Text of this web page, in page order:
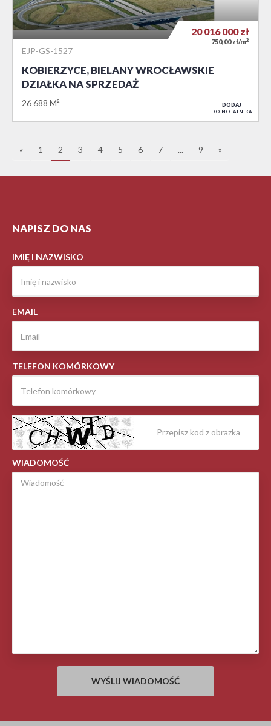
EJP-GS-1527
KOBIERZYCE, BIELANY WROCŁAWSKIE
DZIAŁKA NA SPRZEDAŻ
26 688 M²
20 016 000zł
750,00 zł/m2
DODAJ
DO NOTATNIKA
« 1 2 3 4 5 6 7 ... 9 »
NAPISZ DO NAS
IMIĘ I NAZWISKO
EMAIL
TELEFON KOMÓRKOWY
WIADOMOŚĆ